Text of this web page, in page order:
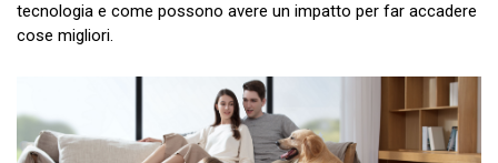
tecnologia e come possono avere un impatto per far accadere
cose migliori.